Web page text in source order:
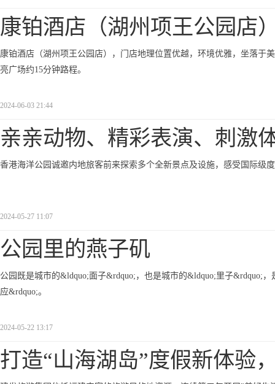
康铂酒店（湖州项王公园店
康铂酒店（湖州项王公园店），门店地理位置优越，环境优雅，坐落于
亮广场约15分钟路程。
2024-06-03 21:44
亲亲动物、精彩表演、刺激
香港海洋公园诚邀内地旅客前来探索多个全新景点及设施，感受国际级
2024-05-27 11:07
公园里的燕子矶
公园既是城市的&ldquo;面子&rdquo;，也是城市的&ldquo;里子&rdquo;
应&rdquo;。
2024-05-22 13:17
打造“山海湖岛”度假新体验